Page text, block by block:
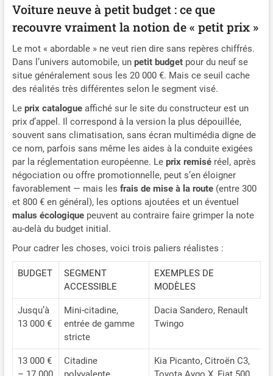
Voiture neuve à petit budget : ce que
recouvre vraiment la notion de « petit prix »
Le mot « abordable » ne veut rien dire sans repères chiffrés.
Dans l’univers automobile, un petit budgetpour du neuf se
situe généralement sous les 20 000 €. Mais ce seuil cache
des réalités très différentes selon le segment visé.
Le prix catalogueaffiché sur le site du constructeur est un
prix d’appel. Il correspond à la version la plus dépouillée,
souvent sans climatisation, sans écran multimédia digne de
ce nom, parfois sans même les aides à la conduite exigées
par la réglementation européenne. Le prix remiséréel, après
négociation ou offre promotionnelle, peut s’en éloigner
favorablement — mais les frais de mise à la route(entre 300
et 800 € en général), les options ajoutées et un éventuel
malus écologiquepeuvent au contraire faire grimper la note
au-delà du budget initial.
Pour cadrer les choses, voici trois paliers réalistes :
BUDGET
SEGMENT
ACCESSIBLE
EXEMPLES DE
MODÈLES
Jusqu’à
13 000 €
Mini-citadine,
entrée de gamme
stricte
Dacia Sandero, Renault
Twingo
13 000 €
Citadine
Kia Picanto, Citroën C3,